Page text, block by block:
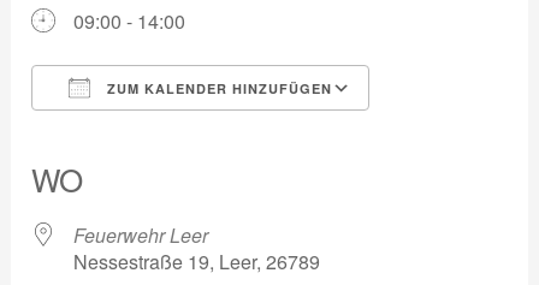
09:00 - 14:00
ZUM KALENDER HINZUFÜGEN
WO
Feuerwehr Leer
Nessestraße 19, Leer, 26789